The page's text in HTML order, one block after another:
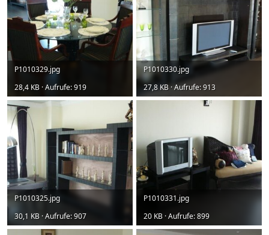
P1010329.jpg
28,4 KB · Aufrufe: 919
P1010330.jpg
27,8 KB · Aufrufe: 913
P1010325.jpg
30,1 KB · Aufrufe: 907
P1010331.jpg
20 KB · Aufrufe: 899